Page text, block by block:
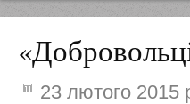
23 лютого 2015